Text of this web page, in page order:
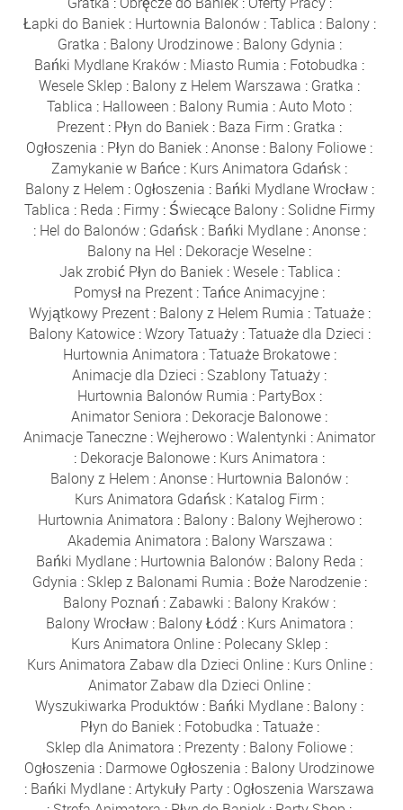
Łapki do Baniek: Hurtownia Balonów:Tablica : Balony:
Gratka : Balony Urodzinowe: Balony Gdynia :
Bańki Mydlane Kraków : Miasto Rumia : Fotobudka :
Wesele Sklep : Balony z Helem Warszawa : Gratka :
Tablica : Halloween : Balony Rumia :Auto Moto :
Prezent : Płyn do Baniek : Baza Firm : Gratka :
Ogłoszenia : Płyn do Baniek :Anonse : Balony Foliowe :
Zamykanie w Bańce : Kurs Animatora Gdańsk :
Balony z Helem : Ogłoszenia : Bańki Mydlane Wrocław:
Tablica : Reda : Firmy: Świecące Balony: Solidne Firmy
: Hel do Balonów: Gdańsk: Bańki Mydlane:Anonse:
Balony na Hel : Dekoracje Weselne :
Jak zrobić Płyn do Baniek:Wesele:Tablica :
Pomysł na Prezent :Tańce Animacyjne :
Wyjątkowy Prezent: Balony z Helem Rumia :Tatuaże:
Balony Katowice:Wzory Tatuaży:Tatuaże dla Dzieci :
Hurtownia Animatora :Tatuaże Brokatowe:
Animacje dla Dzieci : Szablony Tatuaży :
Hurtownia Balonów Rumia : PartyBox:
Animator Seniora : Dekoracje Balonowe :
Animacje Taneczne :Wejherowo :Walentynki :Animator
: Dekoracje Balonowe : Kurs Animatora :
Balony z Helem :Anonse : Hurtownia Balonów :
Kurs Animatora Gdańsk : Katalog Firm :
Hurtownia Animatora : Balony: Balony Wejherowo:
Akademia Animatora : Balony Warszawa :
Bańki Mydlane : Hurtownia Balonów : Balony Reda :
Gdynia : Sklep z Balonami Rumia : Boże Narodzenie:
Balony Poznań :Zabawki : Balony Kraków :
Balony Wrocław : Balony Łódź : Kurs Animatora :
Kurs Animatora Online : Polecany Sklep :
Kurs Animatora Zabaw dla Dzieci Online: Kurs Online:
Animator Zabaw dla Dzieci Online :
Wyszukiwarka Produktów : Bańki Mydlane : Balony :
Płyn do Baniek: Fotobudka :Tatuaże:
Sklep dla Animatora : Prezenty : Balony Foliowe :
Ogłoszenia : Darmowe Ogłoszenia : Balony Urodzinowe
: Bańki Mydlane :Artykuły Party : Ogłoszenia Warszawa